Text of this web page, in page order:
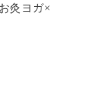
灸ヨガ×